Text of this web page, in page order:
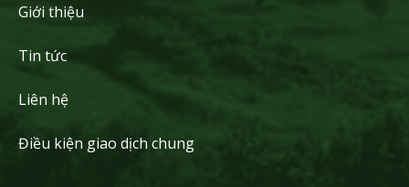
Giới thiệu
Tin tức
Liên hệ
Điều kiện giao dịch chung